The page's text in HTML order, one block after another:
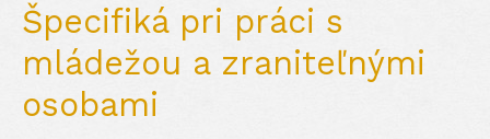
Špecifiká pri práci s
mládežou a zraniteľnými
osobami